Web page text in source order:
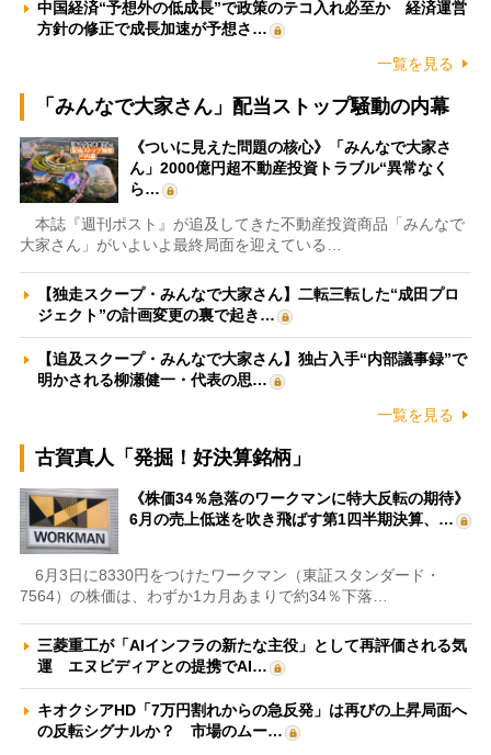
中国経済“予想外の低成長”で政策のテコ入れ必至か 経済運営
方針の修正で成長加速が予想さ…
一覧を見る
「みんなで大家さん」配当ストップ騒動の内幕
《ついに見えた問題の核心》「みんなで大家さ
ん」2000億円超不動産投資トラブル“異常なく
ら…
本誌『週刊ポスト』が追及してきた不動産投資商品「みんなで
大家さん」がいよいよ最終局面を迎えている…
【独走スクープ・みんなで大家さん】二転三転した“成田プロ
ジェクト”の計画変更の裏で起き…
【追及スクープ・みんなで大家さん】独占入手“内部議事録”で
明かされる柳瀬健一・代表の思…
一覧を見る
古賀真人「発掘！好決算銘柄」
《株価34％急落のワークマンに特大反転の期待》
6月の売上低迷を吹き飛ばす第1四半期決算、…
6月3日に8330円をつけたワークマン（東証スタンダード・
7564）の株価は、わずか1カ月あまりで約34％下落…
三菱重工が「AIインフラの新たな主役」として再評価される気
運 エヌビディアとの提携でAI…
キオクシアHD「7万円割れからの急反発」は再びの上昇局面へ
の反転シグナルか？ 市場のムー…